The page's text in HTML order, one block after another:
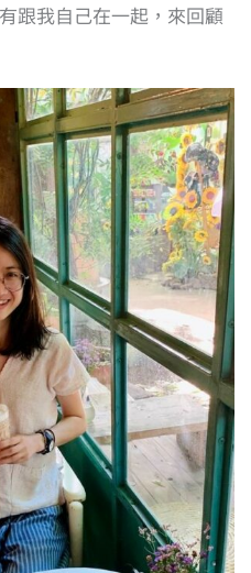
跟我自己在一起，來回顧